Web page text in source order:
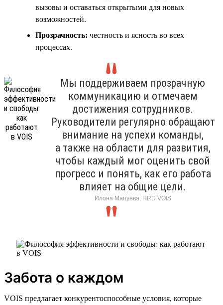
вызовы и оставаться открытыми для новых
возможностей.
Прозрачность: честность и ясность во всех
процессах.
Мы поддерживаем прозрачную
коммуникацию и отмечаем
достижения сотрудников.
Руководители регулярно обращают
внимание на успехи команды,
а также на области для развития,
чтобы каждый мог оценить свой
прогресс и понять, как его работа
влияет на общие цели.
Илона Мацуева, HRD VOIS
Забота о каждом
VOIS предлагает конкурентоспособные условия, которые